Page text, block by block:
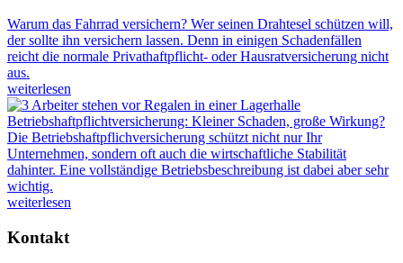
Warum das Fahrrad versichern? Wer seinen Drahtesel schützen will,
der sollte ihn versichern lassen. Denn in einigen Schadenfällen
reicht die normale Privathaftpflicht- oder Hausratversicherung nicht
aus.
weiterlesen
Betriebshaftpflichtversicherung: Kleiner Schaden, große Wirkung?
Die Betriebshaftpflichversicherung schützt nicht nur Ihr
Unternehmen, sondern oft auch die wirtschaftliche Stabilität
dahinter. Eine vollständige Betriebsbeschreibung ist dabei aber sehr
wichtig.
weiterlesen
Kontakt